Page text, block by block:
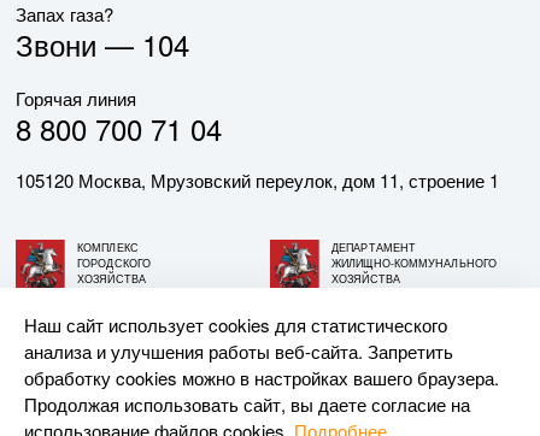
Запах газа?
Звони — 104
Горячая линия
8 800 700 71 04
105120 Москва, Мрузовский переулок, дом 11, строение 1
КОМПЛЕКС
ГОРОДСКОГО
ХОЗЯЙСТВА
ДЕПАРТАМЕНТ
ЖИЛИЩНО-КОММУНАЛЬНОГО
ХОЗЯЙСТВА
© АО «МОСГАЗ», 2026. При использовании материалов
ссылка на сайт обязательна.
Наш сайт использует cookies для статистического
анализа и улучшения работы веб-сайта. Запретить
обработку cookies можно в настройках вашего браузера.
Продолжая использовать сайт, вы даете согласие на
использование файлов cookies. Подробнее